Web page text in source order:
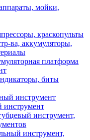
мойки,
краскопульты
ва, аккумуляторы,
платформа
биты
инструмент
инструмент
инструмент,
инструмент,